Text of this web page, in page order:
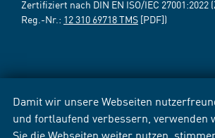
Damit wir unsere Webseiten
und fortlaufend verbessern, verwenden
Sie die Webseiten weiter nutzen,
Zertifiziert nach DIN EN ISO/IEC 27001:2022
Reg.-Nr.: 12 310 69718 TMS [PDF])